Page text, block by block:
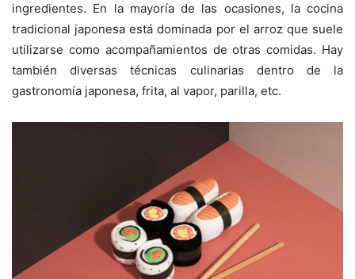
ingredientes. En la mayoría de las ocasiones, la cocina
tradicional japonesa está dominada por el arroz que suele
utilizarse como acompañamientos de otras comidas. Hay
también diversas técnicas culinarias dentro de la
gastronomía japonesa, frita, al vapor, parilla, etc.